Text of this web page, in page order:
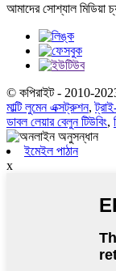
আমাদের সোশ্যাল মিডিয়া
© কপিরাইট - 2010-2023
মাল্টি লুমেন এক্সট্রুশন,
ডাবল লেয়ার বেলুন টিউবিং,
ইমেইল পাঠান
x